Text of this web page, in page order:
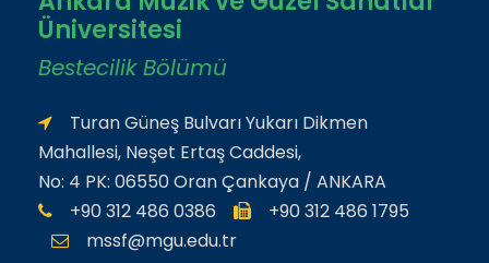
Üniversitesi
Bestecilik Bölümü
Turan Güneş Bulvarı Yukarı Dikmen
Mahallesi, Neşet Ertaş Caddesi,
No: 4 PK: 06550 Oran Çankaya / ANKARA
+90 312 486 0386
+90 312 486 1795
mssf@mgu.edu.tr